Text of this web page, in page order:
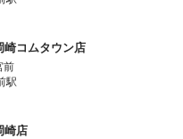
崎コムタウン店
前
駅
崎店